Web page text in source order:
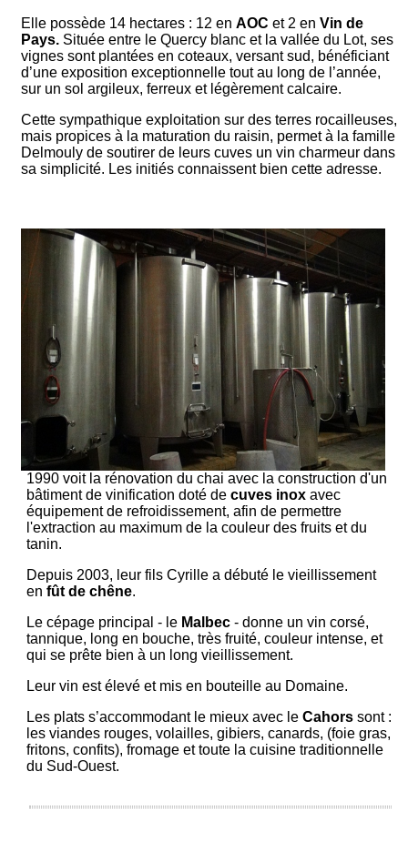
Elle possède 14 hectares : 12 en AOC et 2 en Vin de
Pays. Située entre le Quercy blanc et la vallée du Lot, ses
vignes sont plantées en coteaux, versant sud, bénéficiant
d’une exposition exceptionnelle tout au long de l’année,
sur un sol argileux, ferreux et légèrement calcaire.
Cette sympathique exploitation sur des terres rocailleuses,
mais propices à la maturation du raisin, permet à la famille
Delmouly de soutirer de leurs cuves un vin charmeur dans
sa simplicité. Les initiés connaissent bien cette adresse.
1990 voit la rénovation du chai avec la construction d'un
bâtiment de vinification doté de cuves inox avec
équipement de refroidissement, afin de permettre
l'extraction au maximum de la couleur des fruits et du
tanin.
Depuis 2003, leur fils Cyrille a débuté le vieillissement
en fût de chêne.
Le cépage principal - le Malbec - donne un vin corsé,
tannique, long en bouche, très fruité, couleur intense, et
qui se prête bien à un long vieillissement.
Leur vin est élevé et mis en bouteille au Domaine.
Les plats s’accommodant le mieux avec le Cahors sont :
les viandes rouges, volailles, gibiers, canards, (foie gras,
fritons, confits), fromage et toute la cuisine traditionnelle
du Sud-Ouest.